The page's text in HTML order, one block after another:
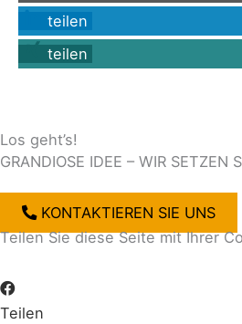
teilen
teilen
Los geht’s!
GRANDIOSE IDEE – WIR SETZEN
KONTAKTIEREN SIE UNS
Teilen Sie diese Seite mit Ihrer
Teilen